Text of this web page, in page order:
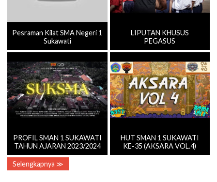
Pesraman Kilat SMA Negeri 1
Sukawati
LIPUTAN KHUSUS
PEGASUS
PROFIL SMAN 1 SUKAWATI
TAHUN AJARAN 2023/2024
HUT SMAN 1 SUKAWATI
KE-35 (AKSARA VOL.4)
Selengkapnya ≫